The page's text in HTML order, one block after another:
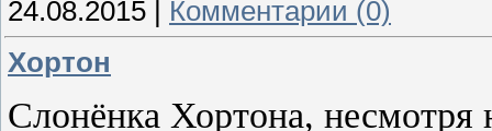
24.08.2015
Комментарии (0)
Хортон
Слонёнка Хортона, несмотря